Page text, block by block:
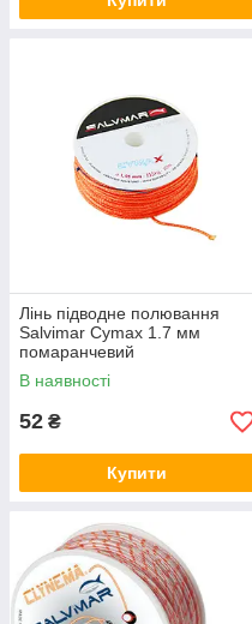
Лінь підводне полювання
Salvimar Cymax 1.7 мм
помаранчевий
В наявності
52 ₴
Купити